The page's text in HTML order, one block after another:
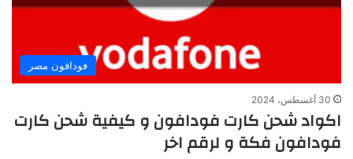
فودافون مصر
30 أغسطس، 2024
اكواد شحن كارت فودافون و كيفية شحن كارت
فودافون فكة و لرقم اخر